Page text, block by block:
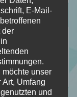
E-Mail-
der
unser
Umfang
und